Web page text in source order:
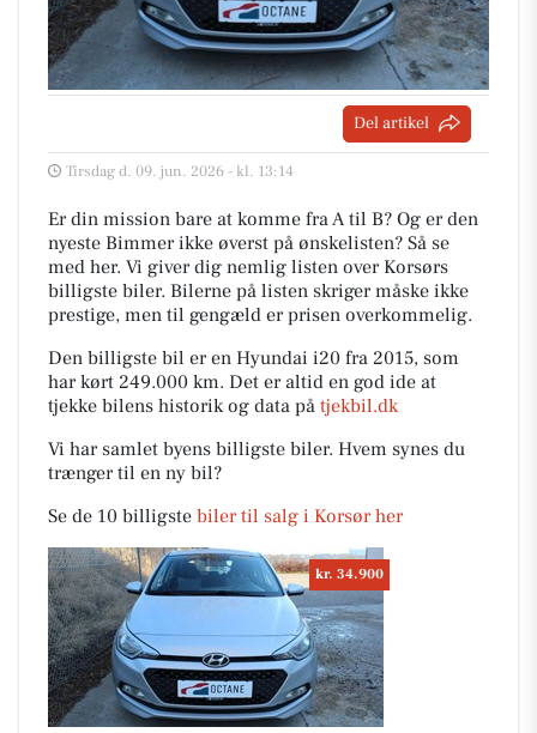
Del artikel
Tirsdag d. 09. jun. 2026 - kl. 13:14
Er din mission bare at komme fra A til B? Og er den
nyeste Bimmer ikke øverst på ønskelisten? Så se
med her. Vi giver dig nemlig listen over Korsørs
billigste biler. Bilerne på listen skriger måske ikke
prestige, men til gengæld er prisen overkommelig.
Den billigste bil er en Hyundai i20 fra 2015, som
har kørt 249.000 km. Det er altid en god ide at
tjekke bilens historik og data på tjekbil.dk
Vi har samlet byens billigste biler. Hvem synes du
trænger til en ny bil?
Se de 10 billigste biler til salg i Korsør her
kr. 34.900